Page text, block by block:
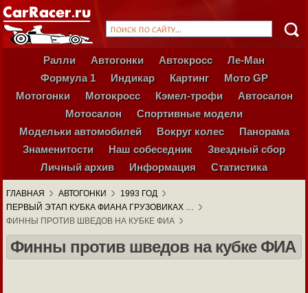
Ралли Автогонки Автокросс
Ле-Ман
Формула 1
Индикар Картинг
Мото GP
Мотогонки
Мотокросс Кэмел-трофи
Автосалон
Мотосалон
Спортивные модели
Модельки автомобилей
Вокруг колес
Панорама
Знаменитости
Наш собеседник
Звездный сбор
Личный архив
Информация Статистика
ГЛАВНАЯ АВТОГОНКИ
1993 ГОД
ПЕРВЫЙ ЭТАП КУБКА ФИАНА ГРУЗОВИКАХ …
ФИННЫ ПРОТИВ ШВЕДОВ НА КУБКЕ ФИА
Финны против шведов на кубке ФИА